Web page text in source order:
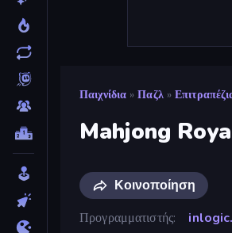
Παιχνίδια » Παζλ »
Mahjong
Κοινοποίηση
Προγραμματιστής